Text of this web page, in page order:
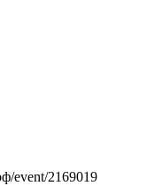
event/2169019